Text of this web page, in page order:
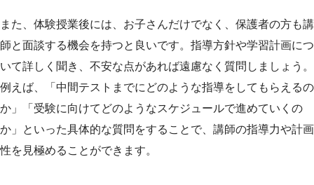
また、体験授業後には、お子さんだけでなく、保護者の方も講
師と面談する機会を持つと良いです。指導方針や学習計画につ
いて詳しく聞き、不安な点があれば遠慮なく質問しましょう。
例えば、「中間テストまでにどのような指導をしてもらえるの
か」「受験に向けてどのようなスケジュールで進めていくの
か」といった具体的な質問をすることで、講師の指導力や計画
性を見極めることができます。